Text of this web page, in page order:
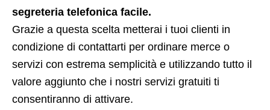
segreteria telefonica facile.
Grazie a questa scelta metterai i tuoi clienti in
condizione di contattarti per ordinare merce o
servizi con estrema semplicità e utilizzando tutto il
valore aggiunto che i nostri servizi gratuiti ti
consentiranno di attivare.